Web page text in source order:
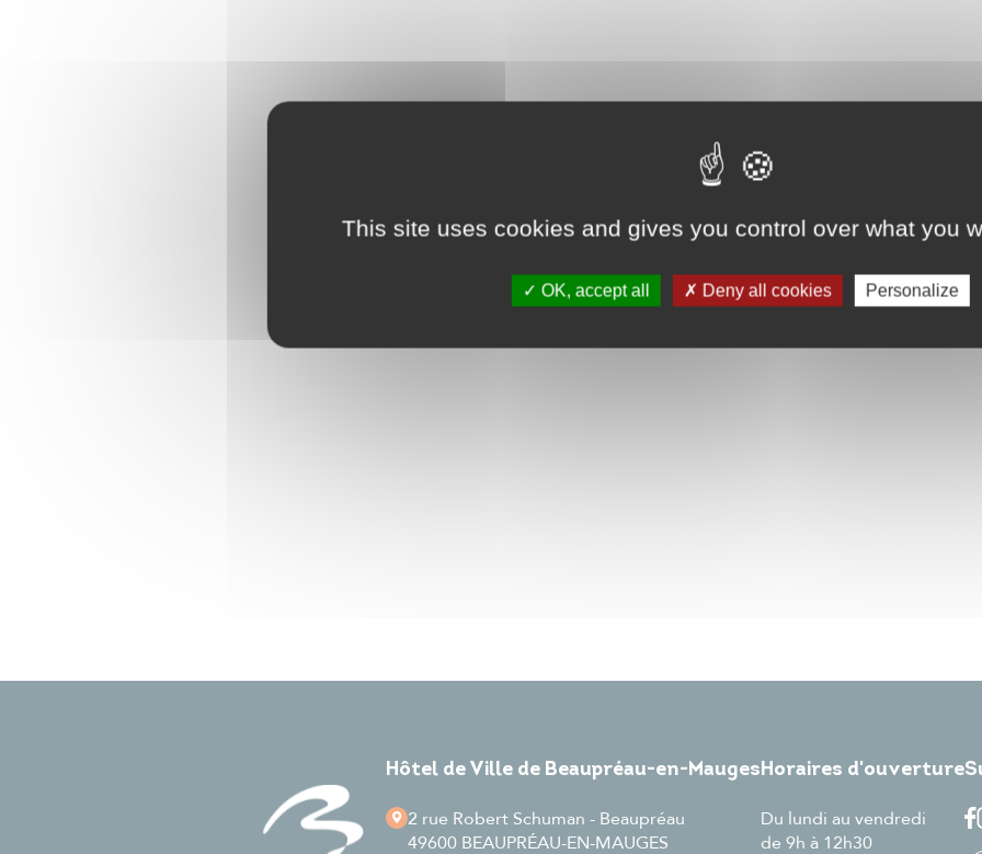
Hôtel de Ville de Beaupréau-en-Mauges
2 rue Robert Schuman - Beaupréau
49600 BEAUPRÉAU-EN-MAUGES
Horaires d'ouverture
Du lundi au vendredi
de 9h à 12h30
This site uses cookies and gives you control over what you
OK, accept all Deny all cookies Personalize